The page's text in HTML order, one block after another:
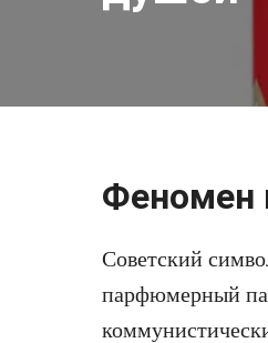
Феномен
Советский
парфюмерный